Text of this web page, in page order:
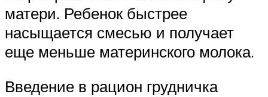
матери. Ребенок быстрее
насыщается смесью и получает
еще меньше материнского молока.
Введение в рацион грудничка